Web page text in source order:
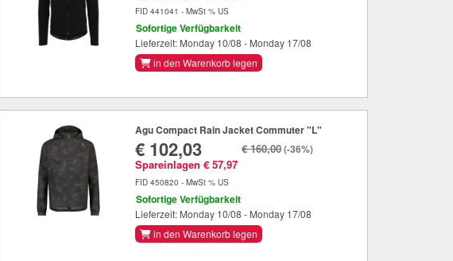
FID 441041 - MwSt % US
Sofortige Verfügbarkeit
Lieferzeit: Monday 10/08 - Monday 17/08
in den Warenkorb legen
Agu Compact Rain Jacket Commuter "L"
€ 102,03
Spareinlagen € 57,97
€ 160,00(-36%)
FID 450820 - MwSt % US
Sofortige Verfügbarkeit
Lieferzeit: Monday 10/08 - Monday 17/08
in den Warenkorb legen